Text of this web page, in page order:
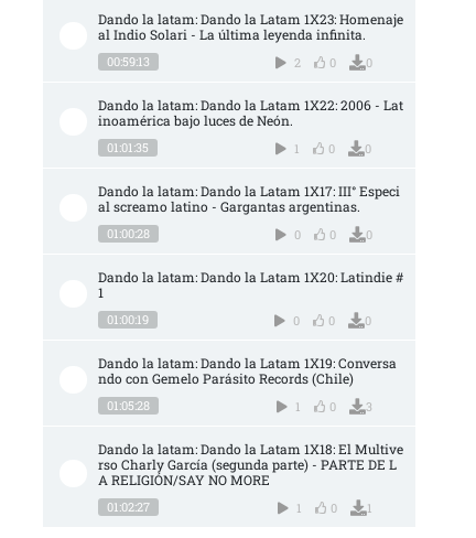
Dando la latam: Dando la Latam 1X23: Homenaje
al Indio Solari - La última leyenda infinita.
00:59:13 2 0 0
Dando la latam: Dando la Latam 1X22: 2006 - Lat
inoamérica bajo luces de Neón.
01:01:35 1 0 0
Dando la latam: Dando la Latam 1X17: III° Especi
al screamo latino - Gargantas argentinas.
01:00:28 0 0 0
Dando la latam: Dando la Latam 1X20: Latindie #
1
01:00:19 0 0 0
Dando la latam: Dando la Latam 1X19: Conversa
ndo con Gemelo Parásito Records (Chile)
01:05:28 1 0 3
Dando la latam: Dando la Latam 1X18: El Multive
rso Charly García (segunda parte) - PARTE DE L
A RELIGIÓN/SAY NO MORE
01:02:27 1 0 1